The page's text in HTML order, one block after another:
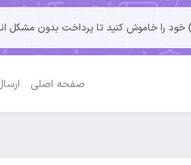
صفحه اصلی